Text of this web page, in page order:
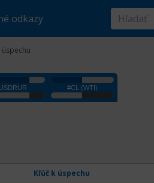
odkazy
úspechu
Kľúč k úspechu